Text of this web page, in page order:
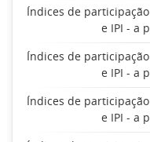
Índices de
e IPI - a
Índices de
e IPI - a
Índices de
e IPI - a